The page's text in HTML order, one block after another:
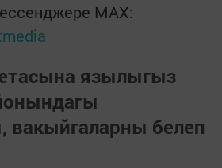
MАХ:
язылыгыз
вакыйгаларны белеп